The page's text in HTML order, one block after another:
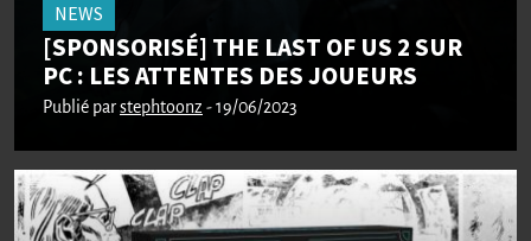
NEWS
[SPONSORISÉ] THE LAST OF US 2 SUR
PC : LES ATTENTES DES JOUEURS
Publié parstephtoonz - 19/06/2023